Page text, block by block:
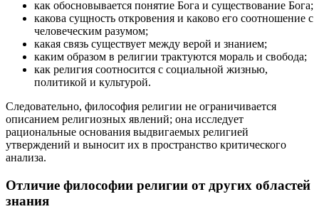
как обосновывается понятие Бога и существование Бога;
какова сущность откровения и каково его соотношение с
человеческим разумом;
какая связь существует между верой и знанием;
каким образом в религии трактуются мораль и свобода;
как религия соотносится с социальной жизнью,
политикой и культурой.
Следовательно, философия религии не ограничивается
описанием религиозных явлений; она исследует
рациональные основания выдвигаемых религией
утверждений и выносит их в пространство критического
анализа.
Отличие философии религии от других областей
знания